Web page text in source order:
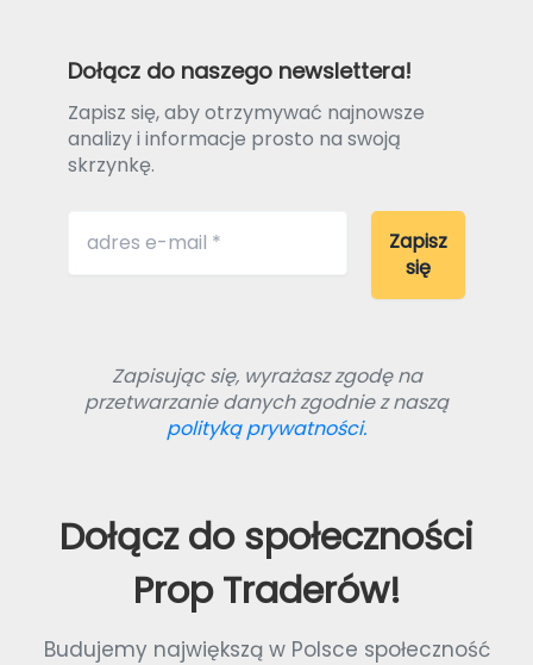
Dołącz do naszego newslettera!
Zapisz się, aby otrzymywać najnowsze
analizy i informacje prosto na swoją
skrzynkę.
Zapisując się, wyrażasz zgodę na
przetwarzanie danych zgodnie z naszą
polityką prywatności.
Dołącz do społeczności
Prop Traderów!
Budujemy największą w Polsce społeczność